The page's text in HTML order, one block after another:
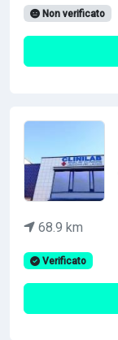
Non verificato
68.9 km
Verificato